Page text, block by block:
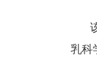
乳科